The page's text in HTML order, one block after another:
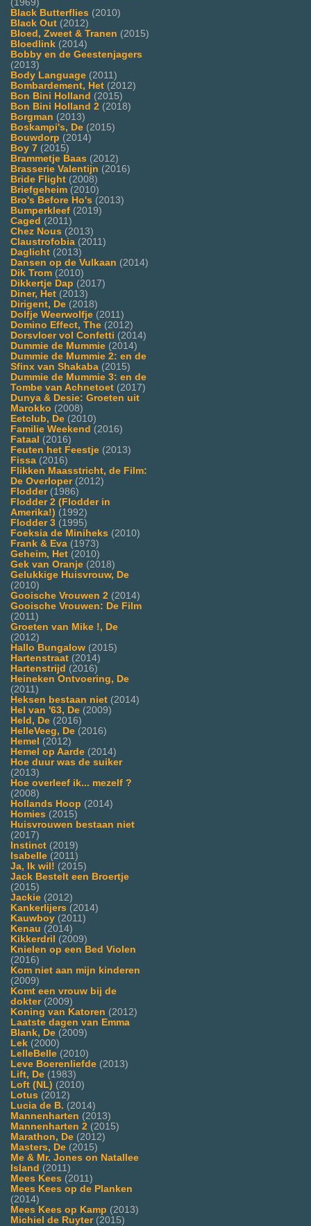
(1969)
Black Butterflies (2010)
Black Out (2012)
Bloed, Zweet & Tranen (2015)
Bloedlink (2014)
Bobby en de Geestenjagers
(2013)
Body Language (2011)
Bombardement, Het (2012)
Bon Bini Holland (2015)
Bon Bini Holland 2 (2018)
Borgman (2013)
Boskampi's, De (2015)
Bouwdorp (2014)
Boy 7 (2015)
Brammetje Baas (2012)
Brasserie Valentijn (2016)
Bride Flight (2008)
Briefgeheim (2010)
Bro's Before Ho's (2013)
Bumperkleef (2019)
Caged (2011)
Chez Nous (2013)
Claustrofobia (2011)
Daglicht (2013)
Dansen op de Vulkaan (2014)
Dik Trom (2010)
Dikkertje Dap (2017)
Diner, Het (2013)
Dirigent, De (2018)
Dolfje Weerwolfje (2011)
Domino Effect, The (2012)
Dorsvloer vol Confetti (2014)
Dummie de Mummie (2014)
Dummie de Mummie 2: en de
Sfinx van Shakaba (2015)
Dummie de Mummie 3: en de
Tombe van Achnetoet (2017)
Dunya & Desie: Groeten uit
Marokko (2008)
Eetclub, De (2010)
Familie Weekend (2016)
Fataal (2016)
Feuten het Feestje (2013)
Fissa (2016)
Flikken Maasstricht, de Film:
De Overloper(2012)
Flodder(1986)
Flodder 2 (Flodder in
Amerika!) (1992)
Flodder 3 (1995)
Foeksia de Miniheks (2010)
Frank & Eva (1973)
Geheim, Het (2010)
Gek van Oranje (2018)
Gelukkige Huisvrouw, De
(2010)
Gooische Vrouwen 2 (2014)
Gooische Vrouwen: De Film
(2011)
Groeten van Mike !, De
(2012)
Hallo Bungalow (2015)
Hartenstraat (2014)
Hartenstrijd (2016)
Heineken Ontvoering, De
(2011)
Heksen bestaan niet (2014)
Hel van '63, De (2009)
Held, De (2016)
HelleVeeg, De (2016)
Hemel (2012)
Hemel op Aarde (2014)
Hoe duur was de suiker
(2013)
Hoe overleef ik... mezelf ?
(2008)
Hollands Hoop (2014)
Homies (2015)
Huisvrouwen bestaan niet
(2017)
Instinct (2019)
Isabelle (2011)
Ja, Ik wil! (2015)
Jack Bestelt een Broertje
(2015)
Jackie (2012)
Kankerlijers (2014)
Kauwboy (2011)
Kenau (2014)
Kikkerdril (2009)
Knielen op een Bed Violen
(2016)
Kom niet aan mijn kinderen
(2009)
Komt een vrouw bij de
dokter(2009)
Koning van Katoren (2012)
Laatste dagen van Emma
Blank, De (2009)
Lek (2000)
LelleBelle (2010)
Leve Boerenliefde (2013)
Lift, De (1983)
Loft (NL) (2010)
Lotus (2012)
Lucia de B. (2014)
Mannenharten (2013)
Mannenharten 2 (2015)
Marathon, De (2012)
Masters, De (2015)
Me & Mr. Jones on Natallee
Island (2011)
Mees Kees (2011)
Mees Kees op de Planken
(2014)
Mees Kees op Kamp (2013)
Michiel de Ruyter(2015)